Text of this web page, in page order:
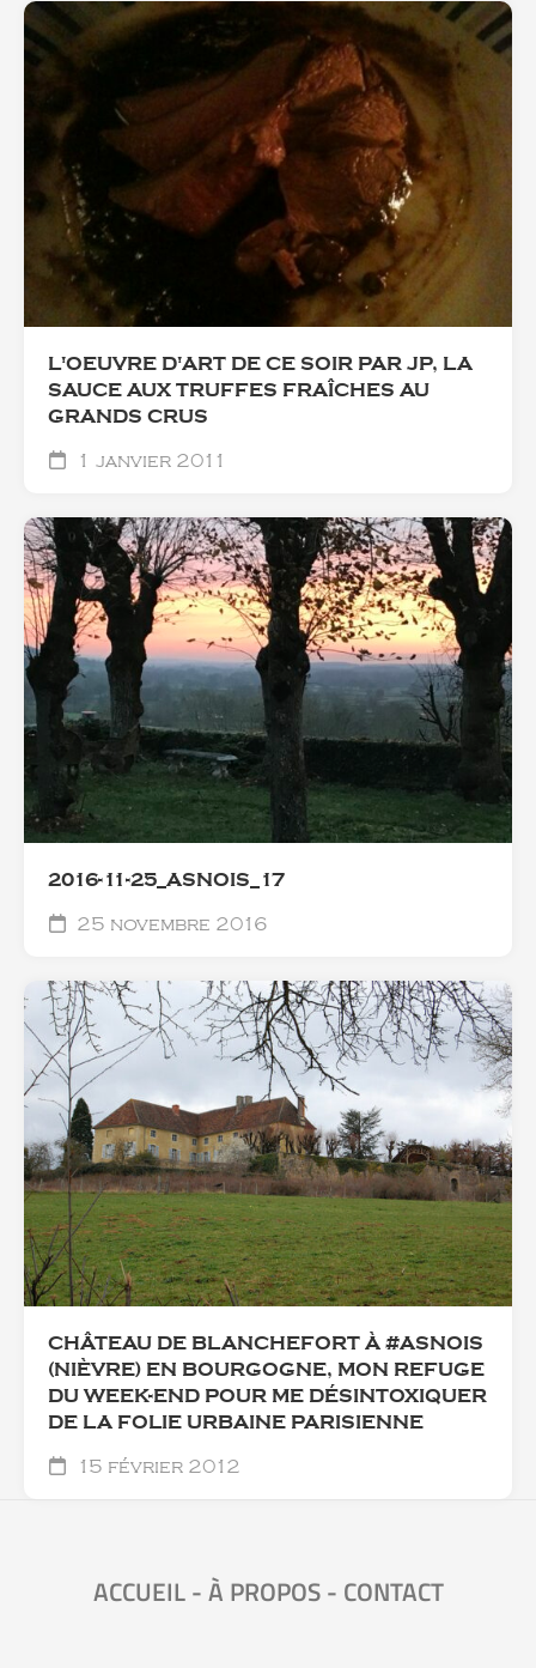
L'OEUVRE D'ART DE CE SOIR PAR JP, LA
SAUCE AUX TRUFFES FRAÎCHES AU
GRANDS CRUS
1 janvier 2011
2016-11-25_ASNOIS_17
25 novembre 2016
CHÂTEAU DE BLANCHEFORT À #ASNOIS
(NIÈVRE) EN BOURGOGNE, MON REFUGE
DU WEEK-END POUR ME DÉSINTOXIQUER
DE LA FOLIE URBAINE PARISIENNE
15 février 2012
ACCUEIL-À PROPOS- CONTACT